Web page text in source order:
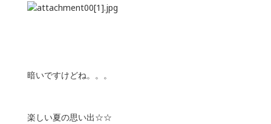
暗いですけどね。。。
楽しい夏の思い出☆☆